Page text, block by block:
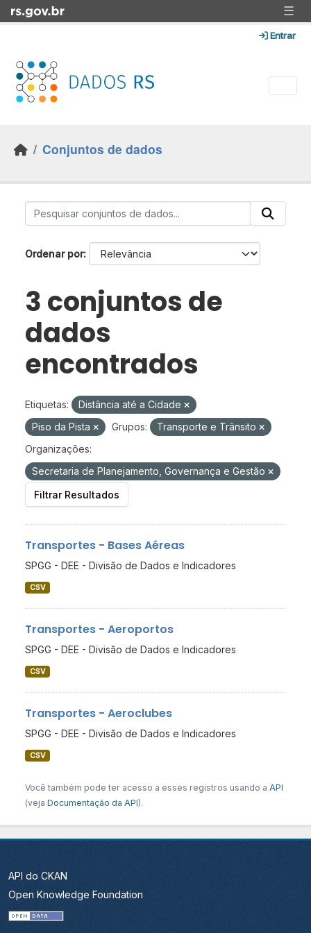
Skip to main content ☰
Entrar
Conjuntos de dados
Ordenar por
3 conjuntos de
dados
encontrados
Etiquetas:
Distância até a Cidade
Piso da Pista
Grupos:
Transporte e Trânsito
Organizações:
Secretaria de Planejamento, Governança e Gestão
Filtrar Resultados
Transportes - Bases Aéreas
SPGG - DEE - Divisão de Dados e Indicadores
CSV
Transportes - Aeroportos
SPGG - DEE - Divisão de Dados e Indicadores
CSV
Transportes - Aeroclubes
SPGG - DEE - Divisão de Dados e Indicadores
CSV
Você também pode ter acesso a esses registros usando a API
(veja Documentação da API).
API do CKAN
Open Knowledge Foundation